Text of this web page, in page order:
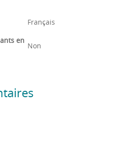
Français
en
Non